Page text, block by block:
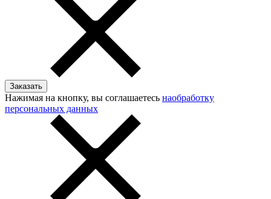
Нажимая на кнопку, вы соглашаетесь наобработку
персональных данных